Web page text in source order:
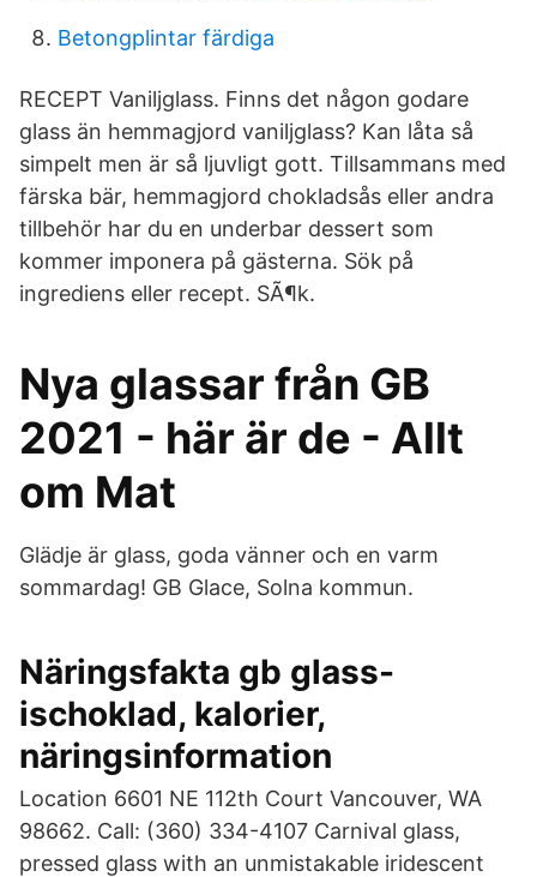
Betongplintar färdiga
RECEPT Vaniljglass. Finns det någon godare
glass än hemmagjord vaniljglass? Kan låta så
simpelt men är så ljuvligt gott. Tillsammans med
färska bär, hemmagjord chokladsås eller andra
tillbehör har du en underbar dessert som
kommer imponera på gästerna. Sök på
ingrediens eller recept. SÃ¶k.
Nya glassar från GB
2021 - här är de - Allt
om Mat
Glädje är glass, goda vänner och en varm
sommardag! GB Glace, Solna kommun.
Näringsfakta gb glass-
ischoklad, kalorier,
näringsinformation
Location 6601 NE 112th Court Vancouver, WA
98662. Call: (360) 334-4107 Carnival glass,
pressed glass with an unmistakable iridescent